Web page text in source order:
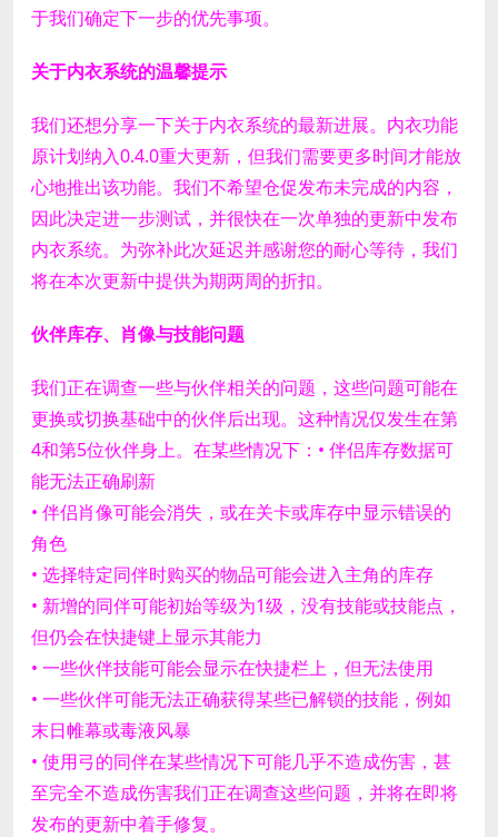
于我们确定下一步的优先事项。
关于内衣系统的温馨提示
我们还想分享一下关于内衣系统的最新进展。 内衣功能
原计划纳入0.4.0重大更新，但我们需要更多时间才能放
心地推出该功能。我们不希望仓促发布未完成的内容，
因此决定进一步测试，并很快在一次单独的更新中发布
内衣系统。 为弥补此次延迟并感谢您的耐心等待，我们
将在本次更新中提供为期两周的折扣。
伙伴库存、肖像与技能问题
我们正在调查一些与伙伴相关的问题，这些问题可能在
更换或切换基础中的伙伴后出现。这种情况仅发生在第
4和第5位伙伴身上。 在某些情况下： • 伴侣库存数据可
能无法正确刷新
• 伴侣肖像可能会消失，或在关卡或库存中显示错误的
角色
• 选择特定同伴时购买的物品可能会进入主角的库存
• 新增的同伴可能初始等级为1级，没有技能或技能点，
但仍会在快捷键上显示其能力
• 一些伙伴技能可能会显示在快捷栏上，但无法使用
• 一些伙伴可能无法正确获得某些已解锁的技能，例如
末日帷幕或毒液风暴
• 使用弓的同伴在某些情况下可能几乎不造成伤害，甚
至完全不造成伤害我们正在调查这些问题，并将在即将
发布的更新中着手修复。